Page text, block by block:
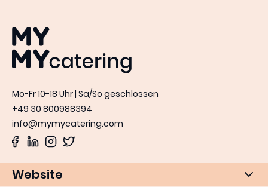
MYMY catering
Mo-Fr 10-18 Uhr | Sa/So geschlossen
+49 30 800988394
info@mymycatering.com
Website